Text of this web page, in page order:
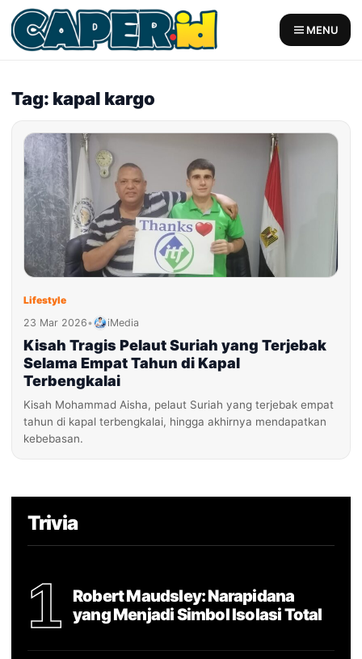
Skip
to
content
MENU
Tag: kapal kargo
Lifestyle
23 Mar 2026• iMedia
Kisah Tragis Pelaut Suriah yang Terjebak
Selama Empat Tahun di Kapal
Terbengkalai
Kisah Mohammad Aisha, pelaut Suriah yang terjebak empat
tahun di kapal terbengkalai, hingga akhirnya mendapatkan
kebebasan.
Trivia
1
Robert Maudsley: Narapidana
yang Menjadi Simbol Isolasi Total